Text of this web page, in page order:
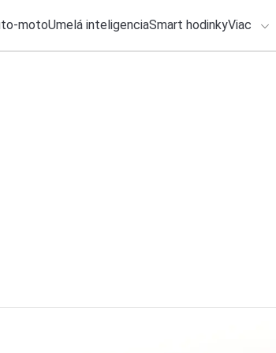
motoUmelá inteligenciaSmart hodinkyViac